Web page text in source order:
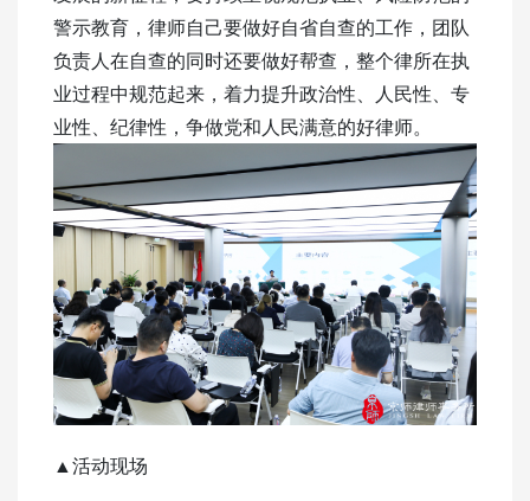
警示教育，律师自己要做好自省自查的工作，团队
负责人在自查的同时还要做好帮查，整个律所在执
业过程中规范起来，着力提升政治性、人民性、专
业性、纪律性，争做党和人民满意的好律师。
▲活动现场